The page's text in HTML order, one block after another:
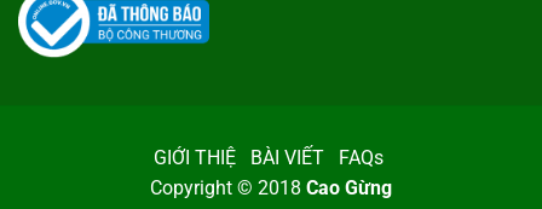
GIỚI THIỆ BÀI VIẾT
FAQs
Copyright © 2018 Cao Gừng